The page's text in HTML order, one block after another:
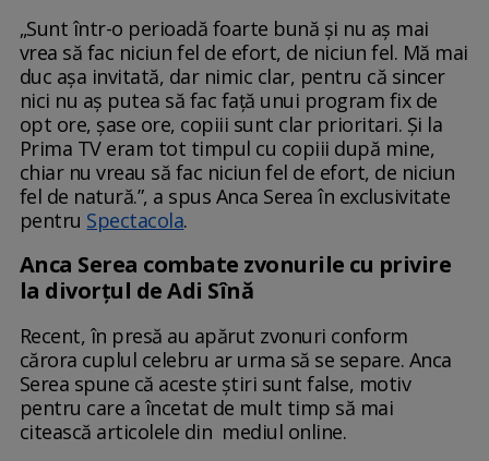
„Sunt într-o perioadă foarte bună și nu aș mai
vrea să fac niciun fel de efort, de niciun fel. Mă mai
duc așa invitată, dar nimic clar, pentru că sincer
nici nu aș putea să fac față unui program fix de
opt ore, șase ore, copiii sunt clar prioritari. Și la
Prima TV eram tot timpul cu copiii după mine,
chiar nu vreau să fac niciun fel de efort, de niciun
fel de natură.”, a spus Anca Serea în exclusivitate
pentru Spectacola.
Anca Serea combate zvonurile cu privire
la divorțul de Adi Sînă
Recent, în presă au apărut zvonuri conform
cărora cuplul celebru ar urma să se separe. Anca
Serea spune că aceste știri sunt false, motiv
pentru care a încetat de mult timp să mai
citească articolele din mediul online.